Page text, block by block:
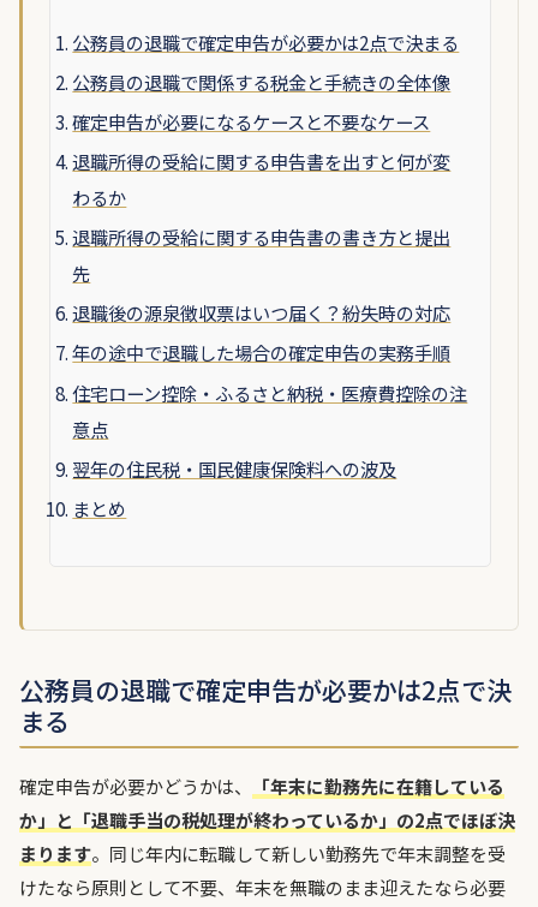
公務員の退職で確定申告が必要かは2点で決まる
公務員の退職で関係する税金と手続きの全体像
確定申告が必要になるケースと不要なケース
退職所得の受給に関する申告書を出すと何が変
わるか
退職所得の受給に関する申告書の書き方と提出
先
退職後の源泉徴収票はいつ届く？紛失時の対応
年の途中で退職した場合の確定申告の実務手順
住宅ローン控除・ふるさと納税・医療費控除の注
意点
翌年の住民税・国民健康保険料への波及
まとめ
公務員の退職で確定申告が必要かは2点で決
まる
確定申告が必要かどうかは、
「年末に勤務先に在籍している
か」と「退職手当の税処理が終わっているか」の2点でほぼ決
まります。同じ年内に転職して新しい勤務先で年末調整を受
けたなら原則として不要、年末を無職のまま迎えたなら必要